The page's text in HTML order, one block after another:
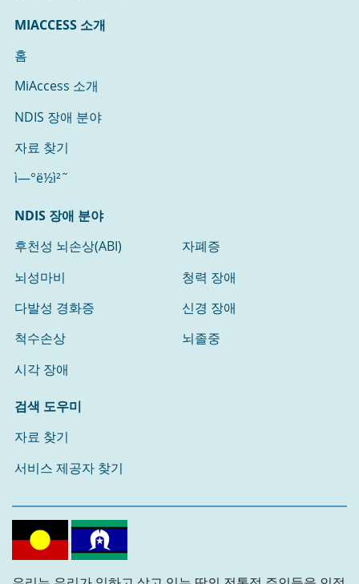
MIACCESS 소개
홈
MiAccess 소개
NDIS 장애 분야
자료 찾기
ì—°ë½ì²˜
NDIS 장애 분야
후천성 뇌손상(ABI)
자폐증
뇌성마비
청력 장애
다발성 경화증
신경 장애
척수손상
뇌졸중
시각 장애
검색 도우미
자료 찾기
서비스 제공자 찾기